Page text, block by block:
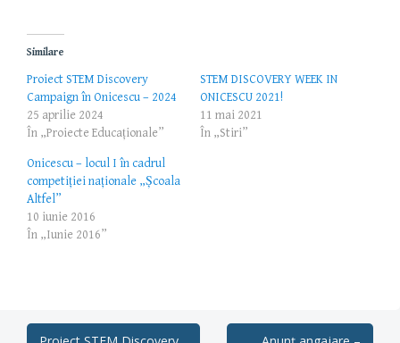
Similare
Proiect STEM Discovery
Campaign în Onicescu – 2024
25 aprilie 2024
În „Proiecte Educaționale”
STEM DISCOVERY WEEK IN
ONICESCU 2021!
11 mai 2021
În „Stiri”
Onicescu – locul I în cadrul
competiției naționale „Școala
Altfel”
10 iunie 2016
În „Iunie 2016”